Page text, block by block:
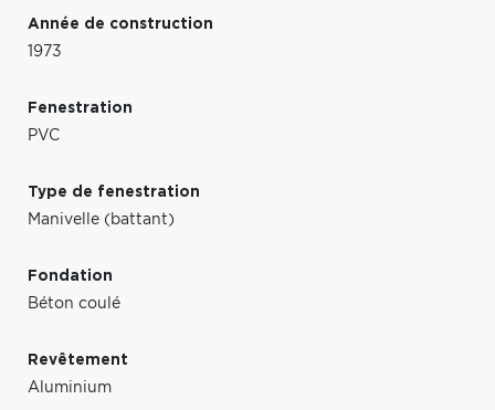
Année de construction
1973
Fenestration
PVC
Type de fenestration
Manivelle (battant)
Fondation
Béton coulé
Revêtement
Aluminium